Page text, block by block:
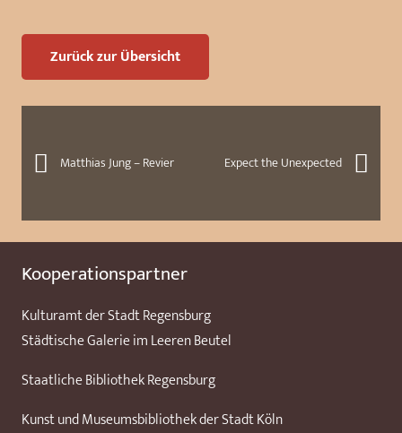
Zurück zur Übersicht
Matthias Jung – Revier Expect the Unexpected
Kooperationspartner
Kulturamt der Stadt Regensburg
Städtische Galerie im Leeren Beutel
Staatliche Bibliothek Regensburg
Kunst und Museumsbibliothek der Stadt Köln